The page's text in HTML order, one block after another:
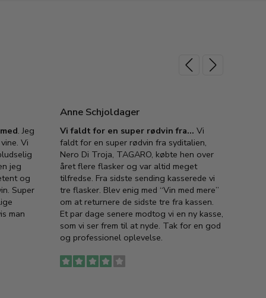
. Jeg
Vi
jeg
og
Super
man
Anne Schjoldager
Vi faldt for en super rødvin fra… Vi
faldt for en super rødvin fra syditalien,
Nero Di Troja, TAGARO, købte hen over
året flere flasker og var altid meget
tilfredse. Fra sidste sending kasserede vi
tre flasker. Blev enig med “Vin med mere”
om at returnere de sidste tre fra kassen.
Et par dage senere modtog vi en ny kasse,
som vi ser frem til at nyde. Tak for en god
og professionel oplevelse.